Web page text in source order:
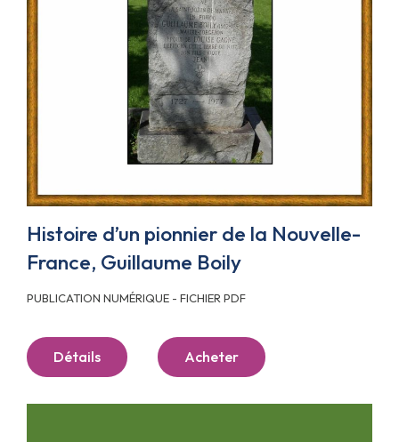
Histoire d’un pionnier de la Nouvelle-
France, Guillaume Boily
PUBLICATION NUMÉRIQUE - FICHIER PDF
Détails Acheter